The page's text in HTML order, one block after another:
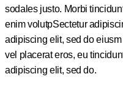
sodales justo. Morbi
enim volutpSectetur
adipiscing elit, sed do
vel placerat eros, eu
adipiscing elit, sed do.